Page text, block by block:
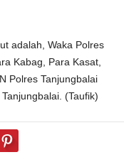
adalah, Waka Polres
Kabag, Para Kasat,
Polres Tanjungbalai
(Taufik)